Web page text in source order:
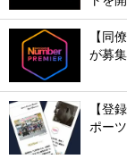
【同
が募
【登
ポー